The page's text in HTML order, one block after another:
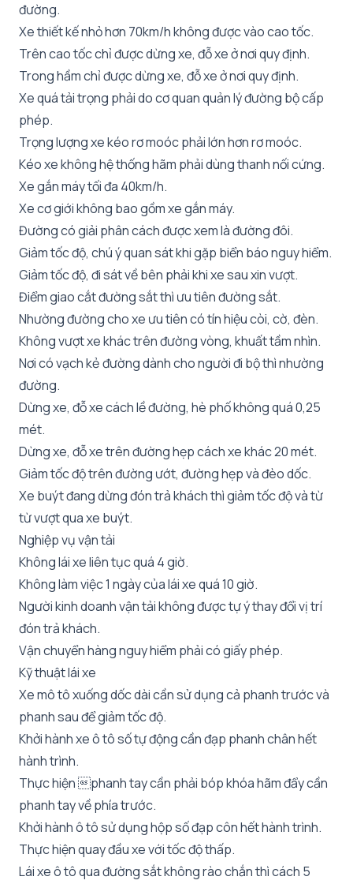
đường.
Xe thiết kế nhỏ hơn 70km/h không được vào cao tốc.
Trên cao tốc chỉ được dừng xe, đỗ xe ở nơi quy định.
Trong hầm chỉ được dừng xe, đỗ xe ở nơi quy định.
Xe quá tải trọng phải do cơ quan quản lý đường bộ cấp
phép.
Trọng lượng xe kéo rơ moóc phải lớn hơn rơ moóc.
Kéo xe không hệ thống hãm phải dùng thanh nối cứng.
Xe gắn máy tối đa 40km/h.
Xe cơ giới không bao gồm xe gắn máy.
Đường có giải phân cách được xem là đường đôi.
Giảm tốc độ, chú ý quan sát khi gặp biển báo nguy hiểm.
Giảm tốc độ, đi sát về bên phải khi xe sau xin vượt.
Điểm giao cắt đường sắt thì ưu tiên đường sắt.
Nhường đường cho xe ưu tiên có tín hiệu còi, cờ, đèn.
Không vượt xe khác trên đường vòng, khuất tầm nhìn.
Nơi có vạch kẻ đường dành cho người đi bộ thì nhường
đường.
Dừng xe, đỗ xe cách lề đường, hè phố không quá 0,25
mét.
Dừng xe, đỗ xe trên đường hẹp cách xe khác 20 mét.
Giảm tốc độ trên đường ướt, đường hẹp và đèo dốc.
Xe buýt đang dừng đón trả khách thì giảm tốc độ và từ
từ vượt qua xe buýt.
Nghiệp vụ vận tải
Không lái xe liên tục quá 4 giờ.
Không làm việc 1 ngày của lái xe quá 10 giờ.
Người kinh doanh vận tải không được tự ý thay đổi vị trí
đón trả khách.
Vận chuyển hàng nguy hiểm phải có giấy phép.
Kỹ thuật lái xe
Xe mô tô xuống dốc dài cần sử dụng cả phanh trước và
phanh sau để giảm tốc độ.
Khởi hành xe ô tô số tự động cần đạp phanh chân hết
hành trình.
Thực hiện phanh tay cần phải bóp khóa hãm đẩy cần
phanh tay về phía trước.
Khởi hành ô tô sử dụng hộp số đạp côn hết hành trình.
Thực hiện quay đầu xe với tốc độ thấp.
Lái xe ô tô qua đường sắt không rào chắn thì cách 5